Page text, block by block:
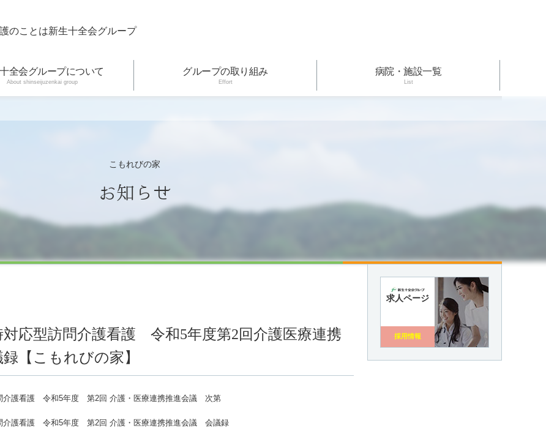
のことは新生十全会グループ
全会グループについて
About shinseijuzenkai group
グループの取り組み
Effort
病院・施設一覧
List
こもれびの家
お知らせ
対応型訪問介護看護 令和5年度第2回介護医療連携
【こもれびの家】
介護看護 令和5年度 第2回 介護・医療連携推進会議 次第
介護看護 令和5年度 第2回 介護・医療連携推進会議 会議録
求人ページ
採用情報